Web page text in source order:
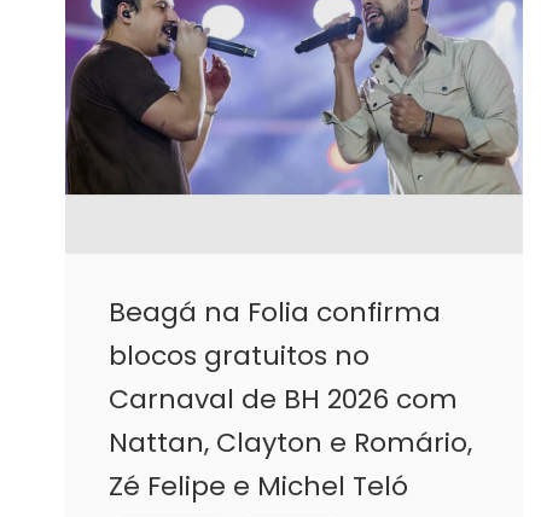
Beagá na Folia confirma
blocos gratuitos no
Carnaval de BH 2026 com
Nattan, Clayton e Romário,
Zé Felipe e Michel Teló